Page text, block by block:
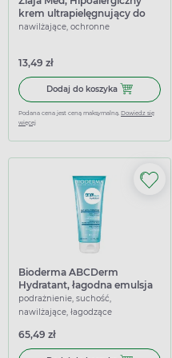
krem ultrapielęgnujący do
buzi i rączek na każdą
nawilżające, ochronne
13,49 zł
Dodaj do koszyka Dodaj do
Podana cena jest ceną maksymalną. Dowiedz się
więcej
Bioderma ABCDerm
Hydratant, łagodna emulsja
ultra-nawilżająca, 200 ml
podrażnienie, suchość,
nawilżające, łagodzące
65,49 zł